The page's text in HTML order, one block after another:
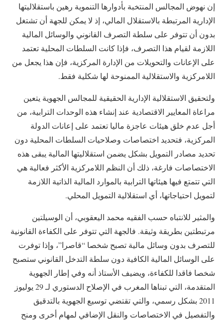
إن نهوض المجالس المنتخبة بأدوارها التنموية رهين باستقلاليتها
الإدارية المرتبطة بالاستقلال المالي، إذ لا يمكن للجهة أن تشتغل
بدون أن تتوفر على سلطة التصرف القانوني والوسائل المالية
اللازمة لقيام هذا التصرف، فإذا كانت السلطات المحلية تعتمد
على الإعانات والتحويلات من الإدارة المركزية، فإن هذا يجعل من
اللامركزية والاستقلالية الممنوحة لها شكلية فقط.
ولتحقيق الاستقلالية الإدارية الحقيقية للمجالس الجهوية يتعين
مراعاة المعايير الاقتصادية عند إنشاء هذه الوحدات الترابية، من
أجل عدم خلق هيئات عاجزة ماليا تعتمد على إعانات الدولة
المركزية، فتحديد اختصاصات وصلاحيات السلطات المحلية دون
تحديد مصادر التمويل بشكل يضمن استقلاليتها المالية يبقى هذه
الاختصاصات فارغة، ذلك أن النظم اللامركزية الأكثر فعالية هي
التي تتمتع فيها هيئاتها الترابية بالموارد المالية الذاتية اللازمة
لتمويل احتياجاتها، أي استقلالية التمويل المحلي.
والمثير للانتباه حسب الفقيه محمد اليعقوبي، أن الوسيلتين
مرتبطتين بطريقة وثيقة. فالجهة التي تتوفر على الكفاءة القانونية
للتصرف بدون وسائل مالية تصبح شخصا “قاصرا”، وإذا توفرت
على الوسائل المالية الكافية دون سلطة التدخل القانوني ستصبح
شخصا فاقدا للكفاءة، ويضيف الأستاذ أنه وفي إطار الجهوية
المتقدمة، التي تبناها المغرب في الإصلاح الدستوري لـ 29 يوليوز
2011 بشكل رسمي، والتي تقتضي توسيع الجهوية بالتدقيق
والتفصيل في الاختصاصات والنقل الإضافي لمهام أخرى ومنح